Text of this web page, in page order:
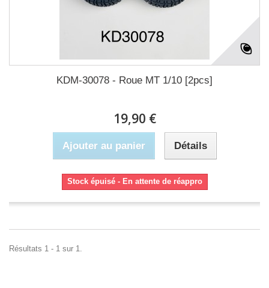
KDM-30078 - Roue MT 1/10 [2pcs]
19,90 €
Ajouter au panier Détails
Stock épuisé - En attente de réappro
Résultats 1 - 1 sur 1.